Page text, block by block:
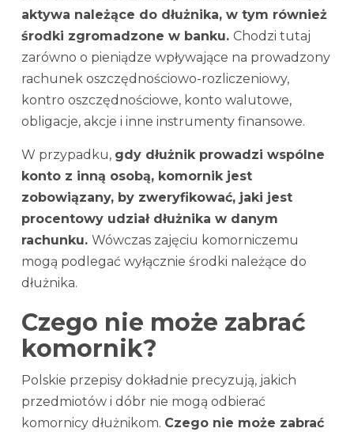
aktywa należące do dłużnika, w tym również
środki zgromadzone w banku. Chodzi tutaj
zarówno o pieniądze wpływające na prowadzony
rachunek oszczędnościowo-rozliczeniowy,
kontro oszczędnościowe, konto walutowe,
obligacje, akcje i inne instrumenty finansowe.
W przypadku, gdy dłużnik prowadzi wspólne
konto z inną osobą, komornik jest
zobowiązany, by zweryfikować, jaki jest
procentowy udział dłużnika w danym
rachunku. Wówczas zajęciu komorniczemu
mogą podlegać wyłącznie środki należące do
dłużnika.
Czego nie może zabrać
komornik?
Polskie przepisy dokładnie precyzują, jakich
przedmiotów i dóbr nie mogą odbierać
komornicy dłużnikom. Czego nie może zabrać